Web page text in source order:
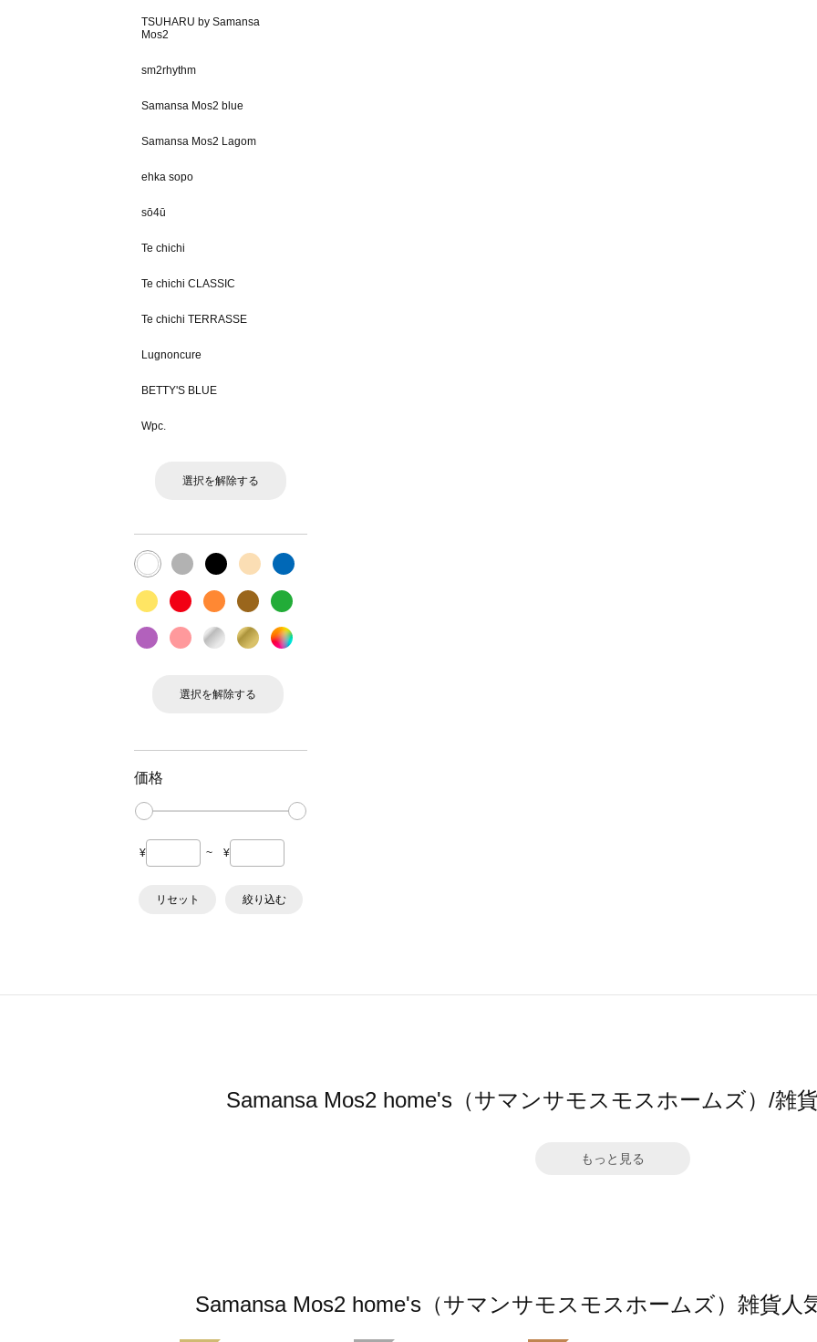
TSUHARU by Samansa
Mos2
sm2rhythm
Samansa Mos2 blue
Samansa Mos2 Lagom
ehka sopo
sō4ū
Te chichi
Te chichi CLASSIC
Te chichi TERRASSE
Lugnoncure
BETTY'S BLUE
Wpc.
選択を解除する
選択を解除する
価格
¥ ~ ¥
リセット 絞り込む
Samansa Mos2 home's（サマンサモスモスホームズ）/雑
もっと見る
Samansa Mos2 home's（サマンサモスモスホームズ）雑貨人